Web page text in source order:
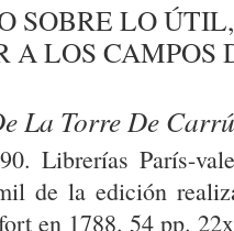
SOBRE LO
A LOS
La Torre De
Librerías París-
de la edición
en 1788. 54 pp.